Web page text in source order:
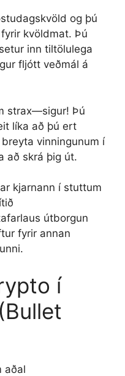
og þú
kvöldmat. Þú
inn tiltölulega
fljótt veðmál á
strax—sigur! Þú
líka að þú ert
vinningunum í
að skrá þig út.
kjarnann í stuttum
útborgun
fyrir annan
í
aðal